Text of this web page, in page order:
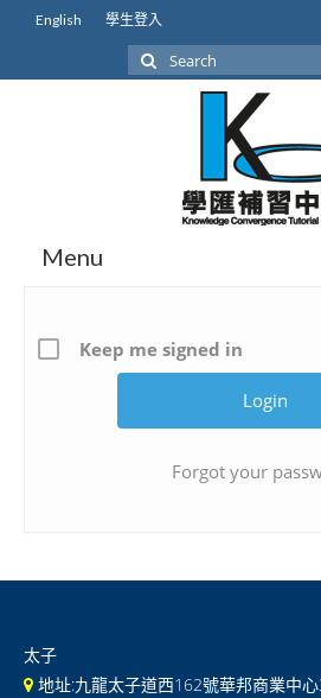
English 學生登入
Search
for:
Menu
我們的學生
GCE / IAL
Keep me signed in
Forgot your
太子
地址:九龍太子道西162號華邦商業中